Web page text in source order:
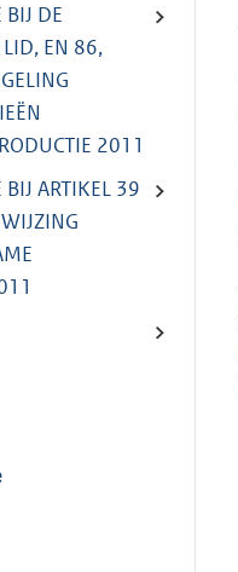
BIJ DE
LID, EN 86,
2011
BIJ ARTIKEL 39